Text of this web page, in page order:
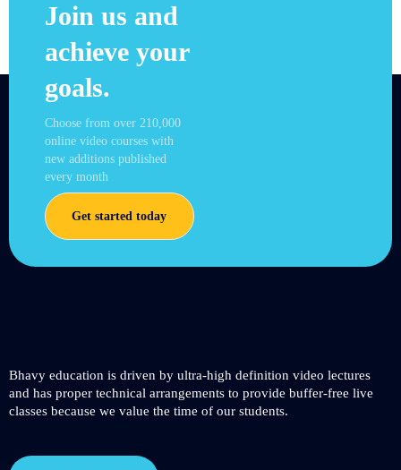
Join us and
achieve your
goals.
Choose from over 210,000
online video courses with
new additions published
every month
Get started today
Bhavy education is driven by ultra-high definition video lectures
and has proper technical arrangements to provide buffer-free live
classes because we value the time of our students.